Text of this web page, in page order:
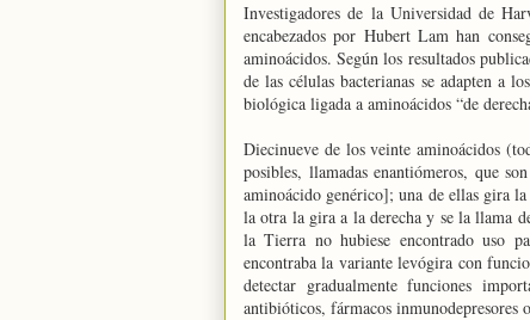
Investigadores de la Universidadde
encabezados por Hubert Lam han
aminoácidos. Según los resultados
de las células bacterianas se adapten a
biológica ligada a aminoácidos “de
Diecinueve de los veinte aminoácidos
posibles, llamadas enantiómeros, que
aminoácido genérico]; una de ellas gira
la otra la gira a la derecha y se la llama
la Tierra no hubiese encontrado uso
encontraba la variante levógira con
detectar gradualmente funciones
antibióticos, fármacos inmunodepresores